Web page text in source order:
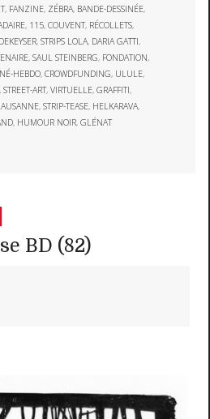
, FANZINE, ZÉBRA, BANDE-DESSINÉE,
, 115,COUVENT, RÉCOLLETS,
,STRIPS LOLA, DARIA GATTI,
,SAUL STEINBERG, FONDATION,
HEBDO,CROWDFUNDING, ULULE,
,STREET-ART,VIRTUELLE,GRAFFITI,
,STRIP-TEASE, HELKARAVA,
, HUMOUR NOIR,GLÉNAT
BD (82)